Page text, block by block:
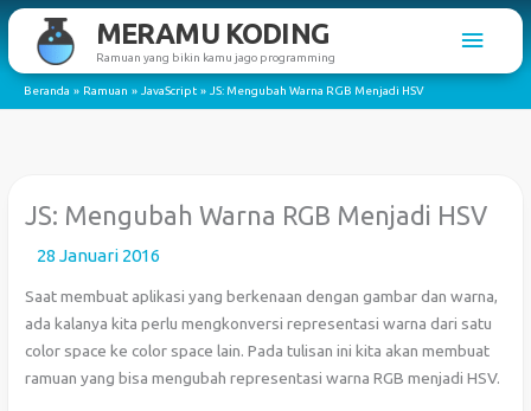
Lewati
konten
MERAMU KODING
Ramuan yang bikin kamu jago programming
Menu
Beranda Ramuan JavaScript JS: Mengubah Warna RGB Menjadi HSV
JS: Mengubah Warna RGB Menjadi HSV
28 Januari 2016
Saat membuat aplikasi yang berkenaan dengan gambar dan warna,
ada kalanya kita perlu mengkonversi representasi warna dari satu
color space ke color space lain. Pada tulisan ini kita akan membuat
ramuan yang bisa mengubah representasi warna RGB menjadi HSV.